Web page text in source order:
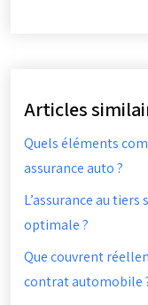
Articles
Quels éléments
assurance auto ?
L’assurance au
optimale ?
Que couvrent
contrat automobile